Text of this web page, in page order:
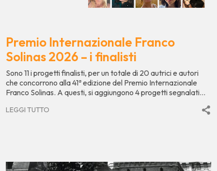
Premio Internazionale Franco
Solinas 2026 – i finalisti
Sono 11 i progetti finalisti, per un totale di 20 autrici e autori
che concorrono alla 41ª edizione del Premio Internazionale
Franco Solinas. A questi, si aggiungono 4 progetti segnalati...
LEGGI TUTTO